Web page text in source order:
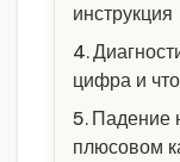
инструкция
цифра и
Падение
плюсовом